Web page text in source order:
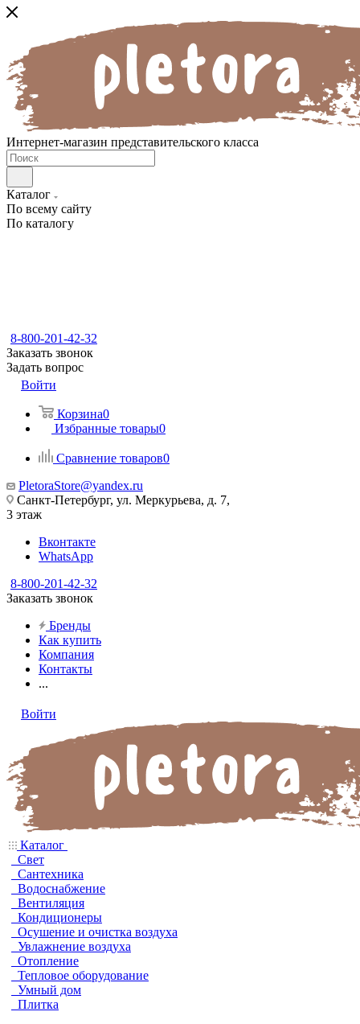
Интернет-магазин представительского класса
Каталог
По всему сайту
По каталогу
8-800-201-42-32
Заказать звонок
Задать вопрос
Войти
Корзина0
Избранные товары0
Сравнение товаров0
PletoraStore@yandex.ru
Санкт-Петербург, ул. Меркурьева, д. 7,
3 этаж
Вконтакте
WhatsApp
8-800-201-42-32
Заказать звонок
Бренды
Как купить
Компания
Контакты
...
Войти
Каталог
Свет
Сантехника
Водоснабжение
Вентиляция
Кондиционеры
Осушение и очистка воздуха
Увлажнение воздуха
Отопление
Тепловое оборудование
Умный дом
Плитка